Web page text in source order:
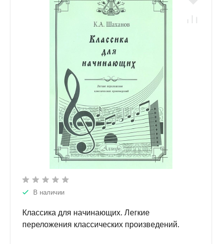
В наличии
Классика для начинающих. Легкие
переложения классических произведений.